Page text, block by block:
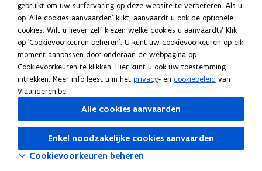
Bezig met laden...
gebruikt om uw surfervaring op deze website te verbeteren. Als u
op 'Alle cookies aanvaarden' klikt, aanvaardt u ook de optionele
cookies. Wilt u liever zelf kiezen welke cookies u aanvaardt? Klik
op 'Cookievoorkeuren beheren'. U kunt uw cookievoorkeuren op elk
moment aanpassen door onderaan de webpagina op
Cookievoorkeuren te klikken. Hier kunt u ook uw toestemming
intrekken. Meer info leest u in het privacy- en cookiebeleid van
Vlaanderen.be.
Alle cookies aanvaarden
Enkel noodzakelijke cookies aanvaarden
Cookievoorkeuren beheren